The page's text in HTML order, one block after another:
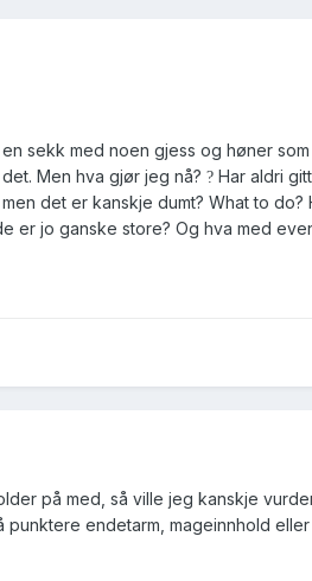
sekk med noen gjess og høner
Men hva gjør jeg nå? ? Har aldri
det er kanskje dumt? What to
er jo ganske store? Og hva med
på med, så ville jeg kanskje
punktere endetarm, mageinnhold